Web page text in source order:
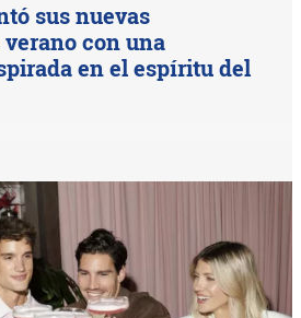
sus nuevas
con una
en el espíritu del